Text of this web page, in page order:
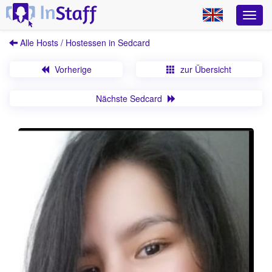
Alle Hosts / Hostessen in Sedcard
Vorherige zur Übersicht
Nächste Sedcard